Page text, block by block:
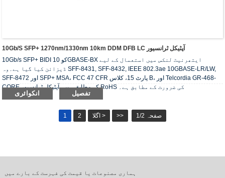
10Gb/s SFP+ 1270nm/1330nm 10km DDM DFB LC آپٹیکل ٹرانسیور
10Gb/s SFP+ BIDI کو 10GBASE-BX ایتھرنیٹ لنکس میں استعمال کے لیے
ڈیزائن کیا گیا ہے۔وہ SFF-8431, SFF-8432, IEEE 802.3ae 10GBASE-LR/LW,
SFF-8472 اور SFP+ MSA، FCC 47 CFR پارٹ 15، کلاس B، اور Telcordia GR-468-
CORE کے مطابق ہیں۔آپٹیکل ٹرانسیور RoHS کی ضرورت کے مطابق ہے۔
انکوائری تفصیل
1 2 اگلا > >> صفحہ 1/2
ہماری مصنوعات یا قیمت کی فہرست کے بارے میں